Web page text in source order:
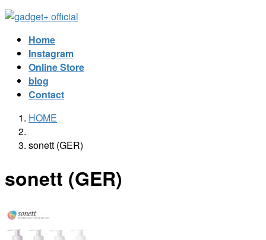
コ
ナ
Home
Instagram
Online Store
blog
Contact
HOME
sonett (GER)
sonett (GER)